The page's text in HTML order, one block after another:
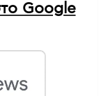
Google